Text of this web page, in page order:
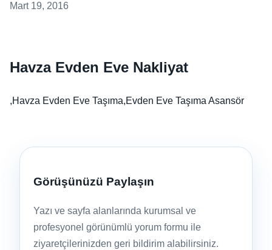
Mart 19, 2016
Havza Evden Eve Nakliyat
,Havza Evden Eve Taşıma,Evden Eve Taşıma Asansör
Görüşünüzü Paylaşın
Yazı ve sayfa alanlarında kurumsal ve
profesyonel görünümlü yorum formu ile
ziyaretçilerinizden geri bildirim alabilirsiniz.